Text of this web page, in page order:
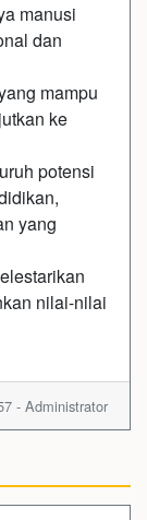
manusi
dan
mampu
ke
potensi
yang
nilai-nilai
- Administrator